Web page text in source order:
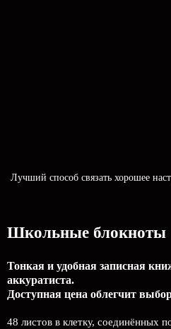
Лучший способ связать хорошее
Школьные блокноты
Тонкая и удобная записная
аккуратиста.
Доступная цена облегчит
48 листов в клетку, соединённых